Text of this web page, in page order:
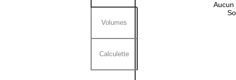
Aucun
Volumes
Calculette